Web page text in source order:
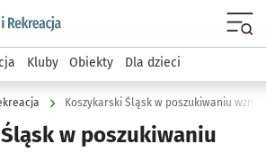
wroclaw.pl podserwis: Sport i rekreacja
Kluby Obiekty Dla dzieci
Koszykarski Śląsk w poszukiwaniu
w poszukiwaniu